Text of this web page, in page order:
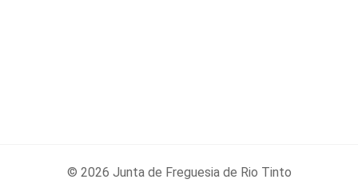
© 2026 Junta de Freguesia de Rio Tinto